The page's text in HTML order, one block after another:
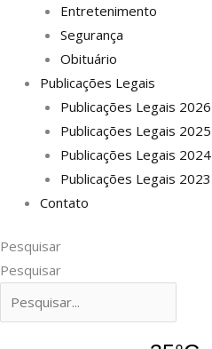
Entretenimento
Segurança
Obituário
Publicações Legais
Publicações Legais 2026
Publicações Legais 2025
Publicações Legais 2024
Publicações Legais 2023
Contato
Pesquisar
Pesquisar